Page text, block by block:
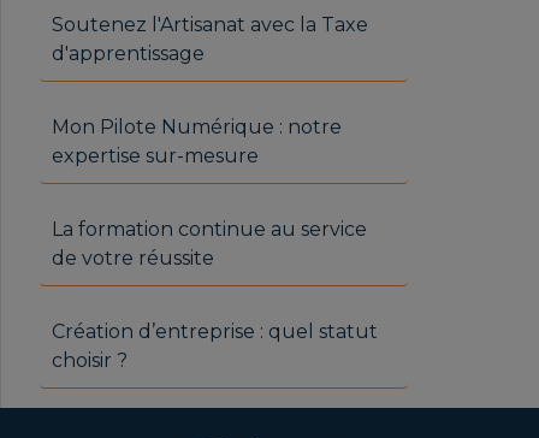
Soutenez l'Artisanat avec la Taxe
d'apprentissage
Mon Pilote Numérique : notre
expertise sur-mesure
La formation continue au service
de votre réussite
Création d’entreprise : quel statut
choisir ?